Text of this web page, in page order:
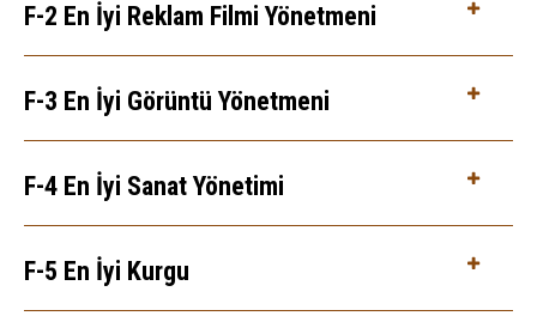
F-2 En İyi Reklam Filmi Yönetmeni
F-3 En İyi Görüntü Yönetmeni
F-4 En İyi Sanat Yönetimi
F-5 En İyi Kurgu